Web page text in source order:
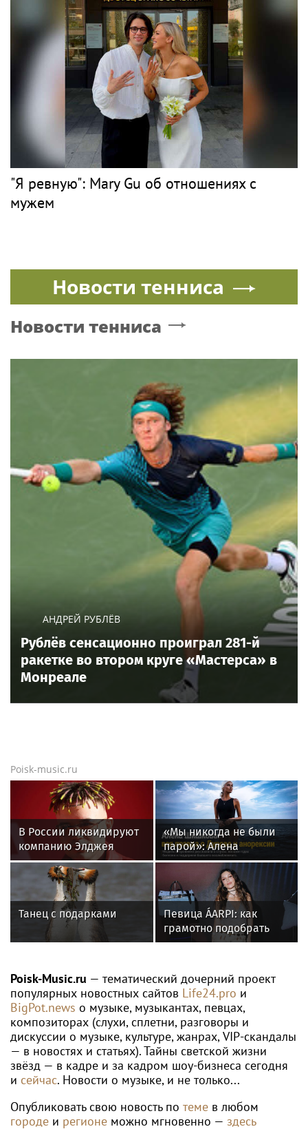
Анастасия Волочкова взыскала с ТСЖ
более 5,2 млн рублей за затопление
Музыка
Певец Билан признался в слушателям в
PR
"Я ревную": Mary Gu об отношениях с
мужем
Новости тенниса
АНДРЕЙ РУБЛЁВ
Рублёв сенсационно проиграл 281-й
ракетке во втором круге «Мастерса» в
Монреале